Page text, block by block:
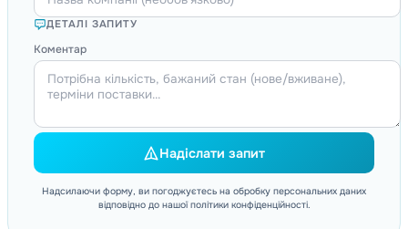
ДЕТАЛІ ЗАПИТУ
Коментар
Надіслати запит
Надсилаючи форму, ви погоджуєтесь на обробку персональних даних
відповідно до нашої політики конфіденційності.